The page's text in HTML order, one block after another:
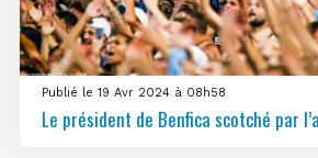
Publié le 19 Avr 2024 à 08h58
Le président de Benfica scotché par